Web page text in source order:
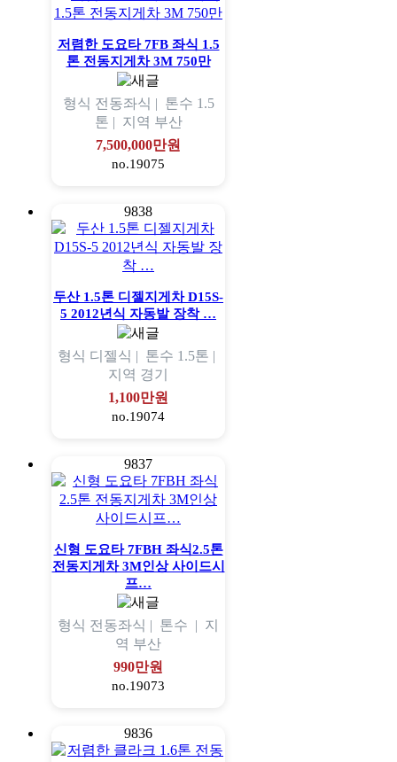
저렴한 도요타 7FB 좌식 1.5
톤 전동지게차 3M 750만
형식 전동좌식 | 톤수 1.5
톤 | 지역 부산
7,500,000만원
no.19075
9838
두산 1.5톤 디젤지게차 D15S-
5 2012년식 자동발 장착 …
형식 디젤식 | 톤수 1.5톤 |
지역 경기
1,100만원
no.19074
9837
신형 도요타 7FBH 좌식2.5톤
전동지게차 3M인상 사이드시
프…
형식 전동좌식 | 톤수 | 지
역 부산
990만원
no.19073
9836